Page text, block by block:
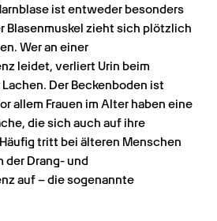
ist entweder besonders
Blasenmuskel zieht sich plötzlich
Wer an einer
leidet, verliert Urin beim
Der Beckenboden ist
allem Frauen im Alter haben eine
die sich auch auf ihre
tritt bei älteren Menschen
der Drang- und
auf – die sogenannte